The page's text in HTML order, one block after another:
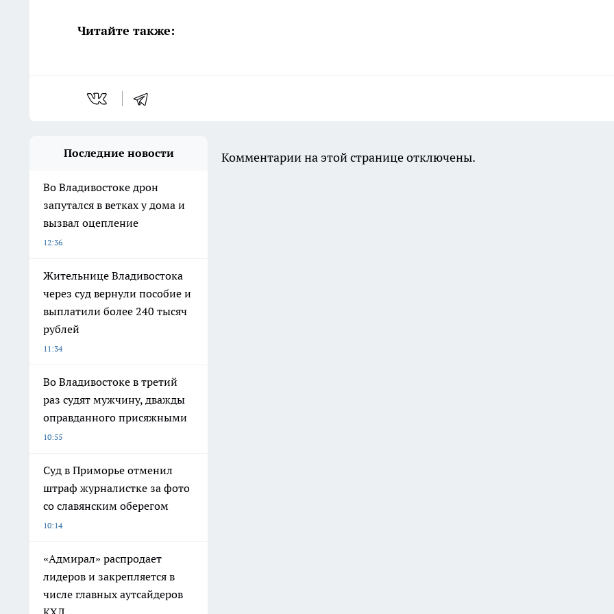
Читайте также:
Последние новости
Во Владивостоке дрон
запутался в ветках у дома и
вызвал оцепление
12:36
Жительнице Владивостока
через суд вернули пособие и
выплатили более 240 тысяч
рублей
11:34
Во Владивостоке в третий
раз судят мужчину, дважды
оправданного присяжными
10:55
Суд в Приморье отменил
штраф журналистке за фото
со славянским оберегом
10:14
«Адмирал» распродает
лидеров и закрепляется в
числе главных аутсайдеров
Комментарии на этой странице отключены.